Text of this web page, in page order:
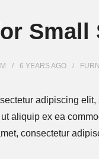
Small
6 YEARSAGO
adipiscing
aliquip ex ea
consectetur